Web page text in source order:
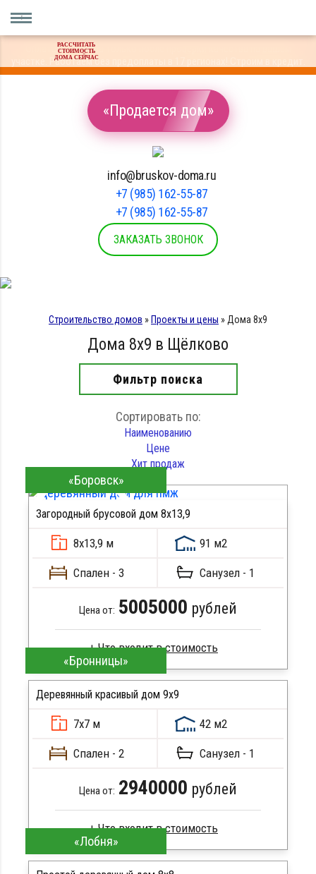
Оплата материала только после проверки качества на вашем
участке. Работаем без предоплаты в 17 регионах! Строим в кредит.
«Продается дом»
info@bruskov-doma.ru
+7 (985) 162-55-87
+7 (985) 162-55-87
ЗАКАЗАТЬ ЗВОНОК
Строительство домов » Проекты и цены » Дома 8х9
Дома 8х9 в Щёлково
Фильтр поиска
Сортировать по:
Наименованию
Цене
Хит продаж
ПОДРОБНЕЕ
«Боровск»
Загородный брусовой дом 8х13,9
8х13,9 м 91 м2
Спален - 3 Санузел - 1
Цена от: 5005000 рублей
Брус камерной сушки
Стропила, балки 50х200 мм
Метизы, саморезы, гвозди
Сборка на березовые нагеля, джут
Металлические сваи 108 диаметр
ПОДРОБНЕЕ
«Бронницы»
Деревянный красивый дом 9х9
7х7 м 42 м2
Спален - 2 Санузел - 1
Цена от: 2940000 рублей
Профилированный брус
«Лобня»
РАССЧИТАТЬ
СТОИМОСТЬ
ДОМА СЕЙЧАС